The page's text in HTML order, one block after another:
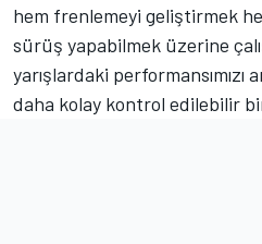
hem frenlemeyi geliştirmek
sürüş yapabilmek üzerine
yarışlardaki performansımızı
daha kolay kontrol edilebilir